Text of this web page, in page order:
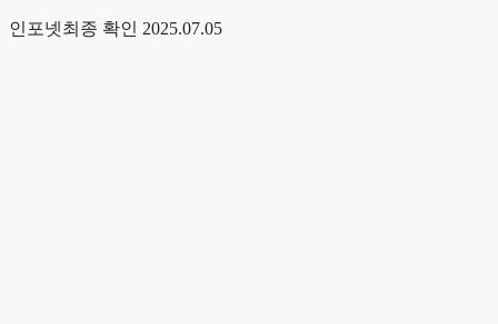
인포넷최종 확인 2025.07.05